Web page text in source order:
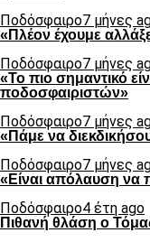
Ποδόσφαιρο7 μήνες
«Πλέον έχουμε
Ποδόσφαιρο7 μήνες
«Το πιο σημαντικό
ποδοσφαιριστών»
Ποδόσφαιρο7 μήνες
«Πάμε να
Ποδόσφαιρο7 μήνες
«Είναι απόλαυση να
Ποδόσφαιρο4 έτη ago
Πιθανή θλάση ο